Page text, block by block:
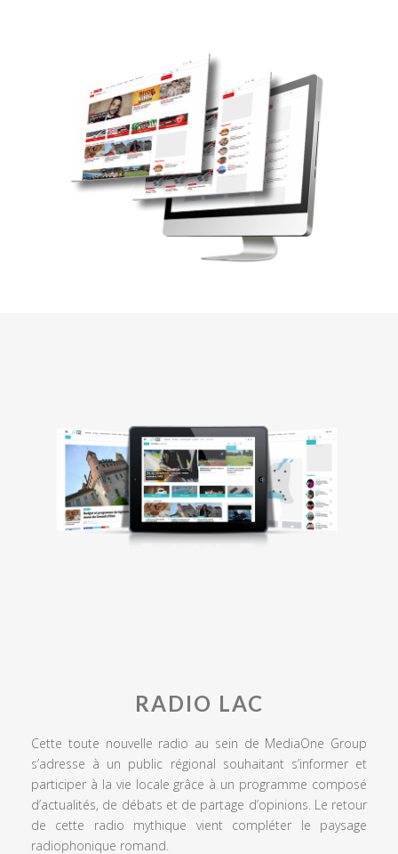
RADIO LAC
Cette toute nouvelle radio au sein de MediaOne Group
s’adresse à un public régional souhaitant s’informer et
participer à la vie locale grâce à un programme composé
d’actualités, de débats et de partage d’opinions. Le retour
de cette radio mythique vient compléter le paysage
radiophonique romand.